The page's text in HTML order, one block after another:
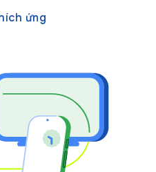
ứng